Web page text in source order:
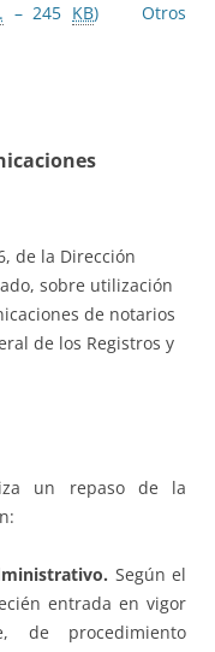
– 245 KB)
Otros
de la Dirección
sobre utilización
de notarios
de los Registros y
un repaso de la
Según el
entrada en vigor
de procedimiento